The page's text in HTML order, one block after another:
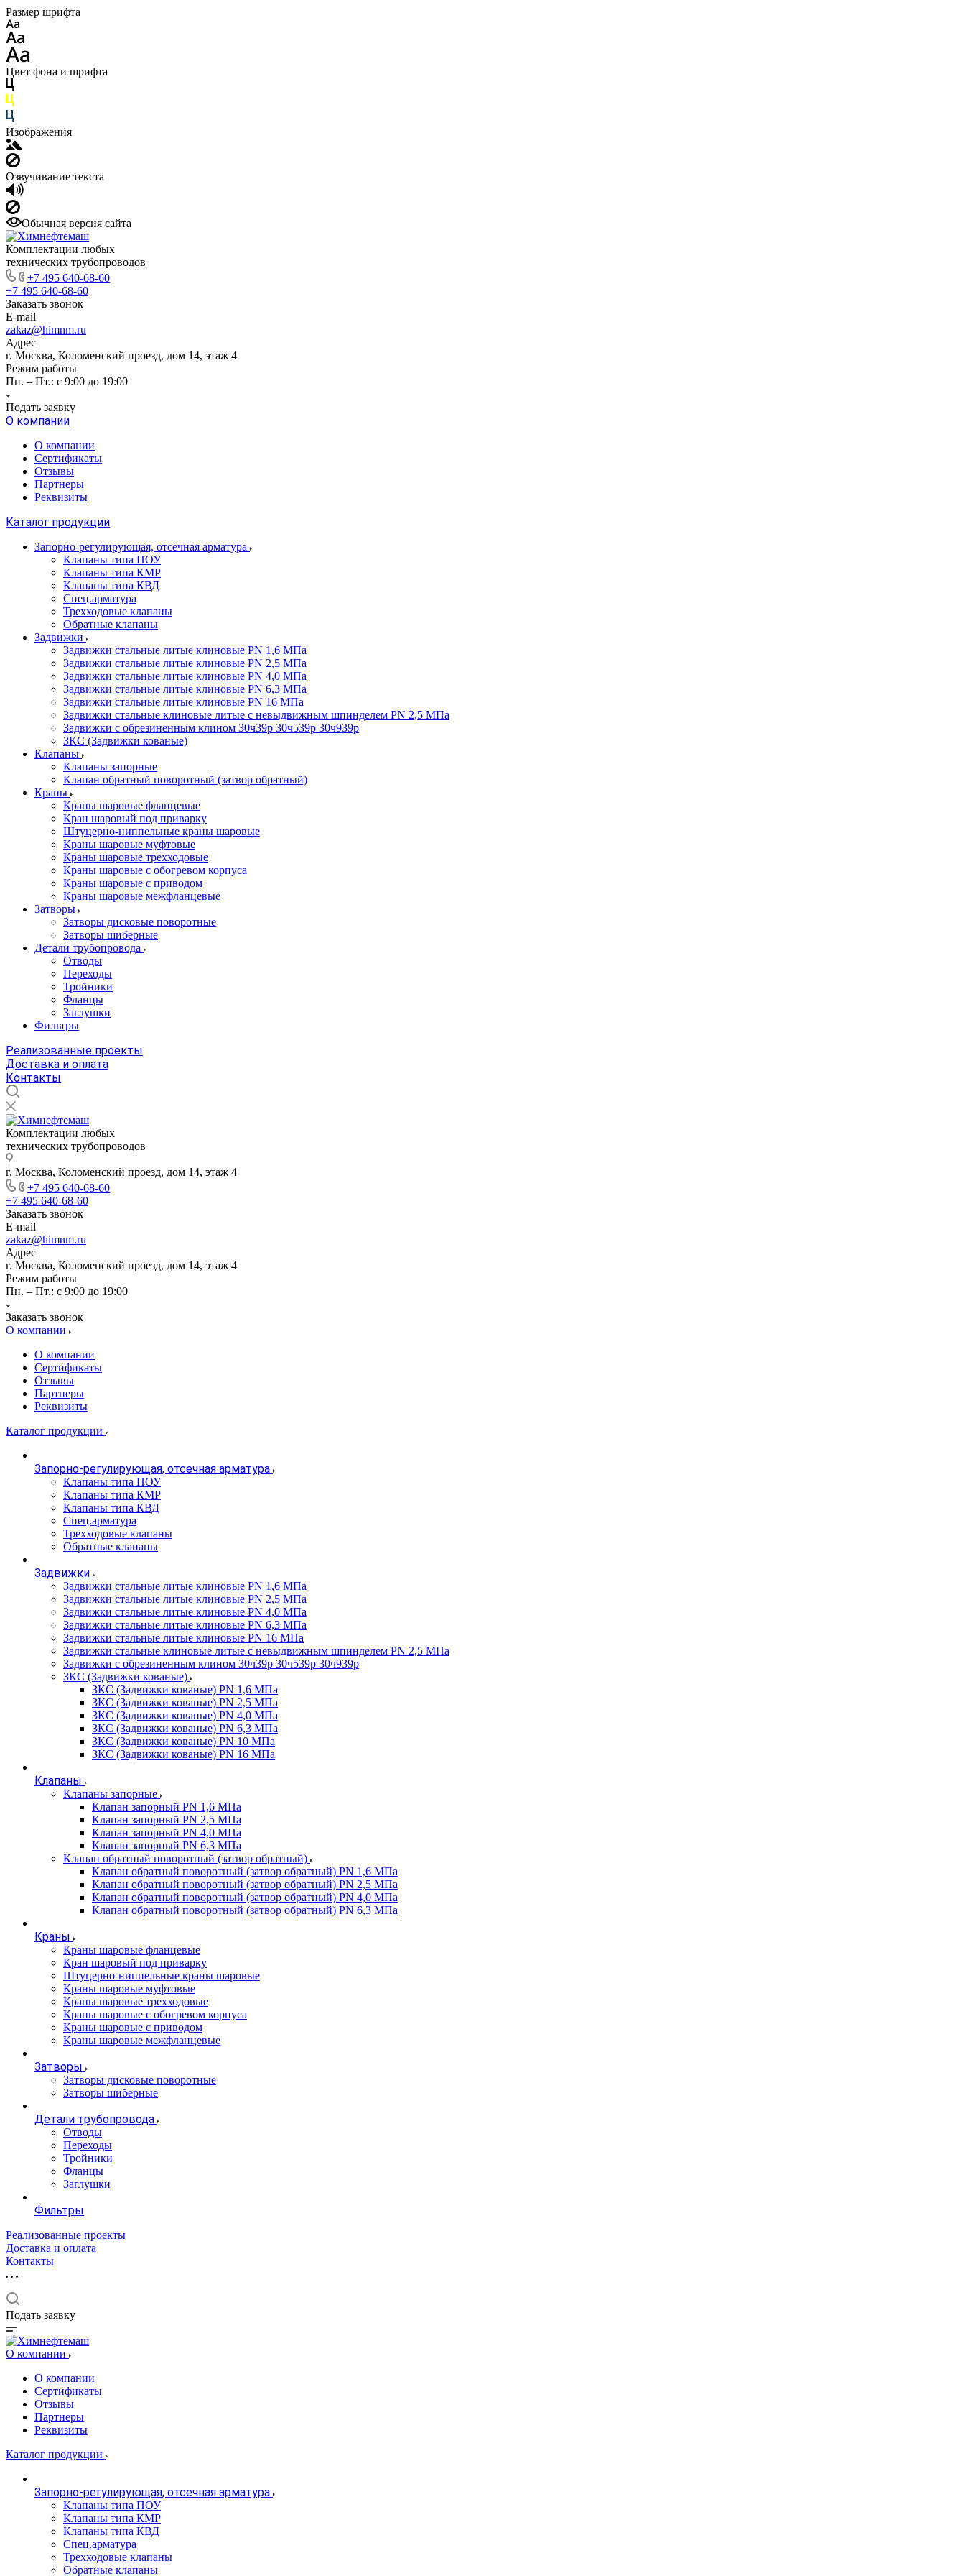
Размер шрифта
Цвет фона и шрифта
Изображения
Озвучивание текста
Обычная версия сайта
Комплектации любых
технических трубопроводов
+7 495 640-68-60
+7 495 640-68-60
Заказать звонок
E-mail
zakaz@himnm.ru
Адрес
г. Москва, Коломенский проезд, дом 14, этаж 4
Режим работы
Пн. – Пт.: с 9:00 до 19:00
Подать заявку
О компании
О компании
Сертификаты
Отзывы
Партнеры
Реквизиты
Каталог продукции
Запорно-регулирующая, отсечная арматура
Клапаны типа ПОУ
Клапаны типа КМР
Клапаны типа КВД
Спец.арматура
Трехходовые клапаны
Обратные клапаны
Задвижки
Задвижки стальные литые клиновые PN 1,6 МПа
Задвижки стальные литые клиновые PN 2,5 МПа
Задвижки стальные литые клиновые PN 4,0 МПа
Задвижки стальные литые клиновые PN 6,3 МПа
Задвижки стальные литые клиновые PN 16 МПа
Задвижки стальные клиновые литые с невыдвижным шпинделем PN 2,5 МПа
Задвижки с обрезиненным клином 30ч39р 30ч539р 30ч939р
ЗКС (Задвижки кованые)
Клапаны
Клапаны запорные
Клапан обратный поворотный (затвор обратный)
Краны
Краны шаровые фланцевые
Кран шаровый под приварку
Штуцерно-ниппельные краны шаровые
Краны шаровые муфтовые
Краны шаровые трехходовые
Краны шаровые с обогревом корпуса
Краны шаровые с приводом
Краны шаровые межфланцевые
Затворы
Затворы дисковые поворотные
Затворы шиберные
Детали трубопровода
Отводы
Переходы
Тройники
Фланцы
Заглушки
Фильтры
Реализованные проекты
Доставка и оплата
Контакты
Комплектации любых
технических трубопроводов
г. Москва, Коломенский проезд, дом 14, этаж 4
+7 495 640-68-60
+7 495 640-68-60
Заказать звонок
E-mail
zakaz@himnm.ru
Адрес
г. Москва, Коломенский проезд, дом 14, этаж 4
Режим работы
Пн. – Пт.: с 9:00 до 19:00
Заказать звонок
О компании
О компании
Сертификаты
Отзывы
Партнеры
Реквизиты
Каталог продукции
Запорно-регулирующая, отсечная арматура
Клапаны типа ПОУ
Клапаны типа КМР
Клапаны типа КВД
Спец.арматура
Трехходовые клапаны
Обратные клапаны
Задвижки
Задвижки стальные литые клиновые PN 1,6 МПа
Задвижки стальные литые клиновые PN 2,5 МПа
Задвижки стальные литые клиновые PN 4,0 МПа
Задвижки стальные литые клиновые PN 6,3 МПа
Задвижки стальные литые клиновые PN 16 МПа
Задвижки стальные клиновые литые с невыдвижным шпинделем PN 2,5 МПа
Задвижки с обрезиненным клином 30ч39р 30ч539р 30ч939р
ЗКС (Задвижки кованые)
ЗКС (Задвижки кованые) PN 1,6 МПа
ЗКС (Задвижки кованые) PN 2,5 МПа
ЗКС (Задвижки кованые) PN 4,0 МПа
ЗКС (Задвижки кованые) PN 6,3 МПа
ЗКС (Задвижки кованые) PN 10 МПа
ЗКС (Задвижки кованые) PN 16 МПа
Клапаны
Клапаны запорные
Клапан запорный PN 1,6 МПа
Клапан запорный PN 2,5 МПа
Клапан запорный PN 4,0 МПа
Клапан запорный PN 6,3 МПа
Клапан обратный поворотный (затвор обратный)
Клапан обратный поворотный (затвор обратный) PN 1,6 МПа
Клапан обратный поворотный (затвор обратный) PN 2,5 МПа
Клапан обратный поворотный (затвор обратный) PN 4,0 МПа
Клапан обратный поворотный (затвор обратный) PN 6,3 МПа
Краны
Краны шаровые фланцевые
Кран шаровый под приварку
Штуцерно-ниппельные краны шаровые
Краны шаровые муфтовые
Краны шаровые трехходовые
Краны шаровые с обогревом корпуса
Краны шаровые с приводом
Краны шаровые межфланцевые
Затворы
Затворы дисковые поворотные
Затворы шиберные
Детали трубопровода
Отводы
Переходы
Тройники
Фланцы
Заглушки
Фильтры
Реализованные проекты
Доставка и оплата
Контакты
Подать заявку
О компании
О компании
Сертификаты
Отзывы
Партнеры
Реквизиты
Каталог продукции
Запорно-регулирующая, отсечная арматура
Клапаны типа ПОУ
Клапаны типа КМР
Клапаны типа КВД
Спец.арматура
Трехходовые клапаны
Обратные клапаны